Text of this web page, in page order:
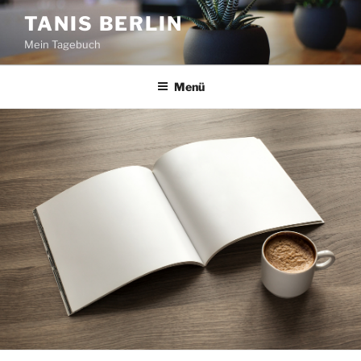
Zum
Inhalt
springen
TANIS BERLIN
Mein Tagebuch
Menü